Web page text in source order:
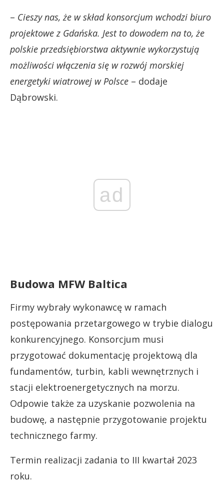
– Cieszy nas, że w skład konsorcjum wchodzi biuro
projektowe z Gdańska. Jest to dowodem na to, że
polskie przedsiębiorstwa aktywnie wykorzystują
możliwości włączenia się w rozwój morskiej
energetyki wiatrowej w Polsce – dodaje
Dąbrowski.
ad
Budowa MFW Baltica
Firmy wybrały wykonawcę w ramach
postępowania przetargowego w trybie dialogu
konkurencyjnego. Konsorcjum musi
przygotować dokumentację projektową dla
fundamentów, turbin, kabli wewnętrznych i
stacji elektroenergetycznych na morzu.
Odpowie także za uzyskanie pozwolenia na
budowę, a następnie przygotowanie projektu
technicznego farmy.
Termin realizacji zadania to III kwartał 2023
roku.